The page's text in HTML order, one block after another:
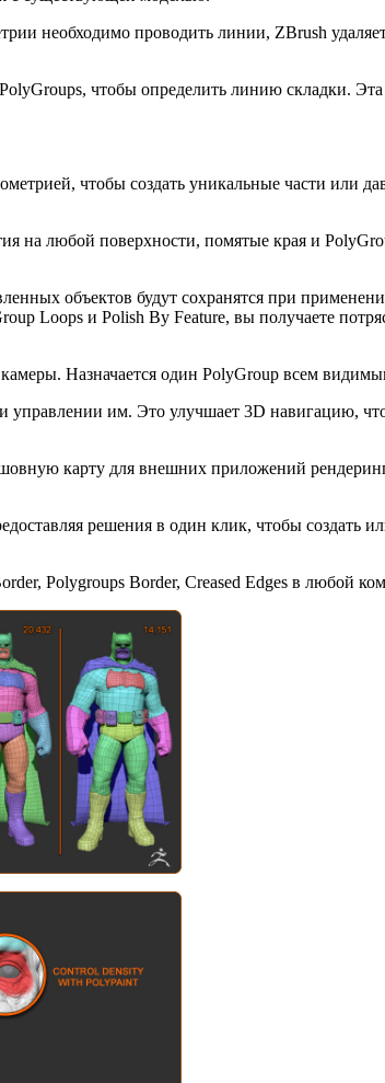
необходимо проводить линии, ZBrush
чтобы определить линию складки. Эта
чтобы создать уникальные части или
на любой поверхности, помятые края и
объектов будут сохранятся при
Loops и Polish By Feature, вы получаете
Назначается один PolyGroup всем
им. Это улучшает 3D навигацию, что
карту для внешних приложений
решения в один клик, чтобы создать
Polygroups Border, Creased Edges в любой